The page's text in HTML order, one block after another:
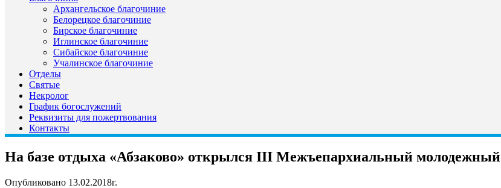
Архангельское благочиние
Белорецкое благочиние
Бирское благочиние
Иглинское благочиние
Сибайское благочиние
Учалинское благочиние
Отделы
Святые
Некролог
График богослужений
Реквизиты для пожертвования
Контакты
На базе отдыха «Абзаково» открылся III Межъепархиальный
Опубликовано 13.02.2018г.